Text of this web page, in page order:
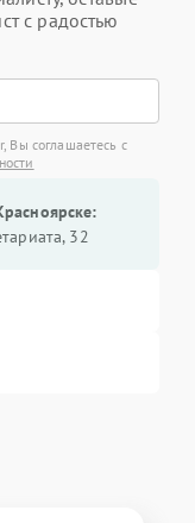
с радостью
Вы соглашаетесь с
32